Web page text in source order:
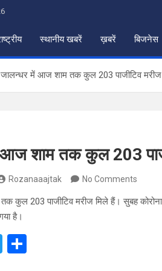
स्थानीय खबरें ख़बरें बिजनेस
जालन्धर में आज शाम तक कुल 203 पाजीटिव
शाम तक कुल 203
Rozanaaajtak No Comments
कुल 203 पाजीटिव मरीज मिले हैं। सुबह
है।
T